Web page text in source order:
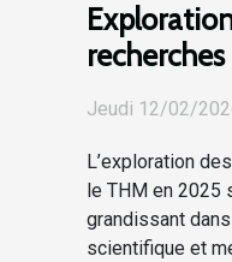
2025
Jeudi 12/02/
L’exploration
le THM en 2025
grandissant
scientifique et